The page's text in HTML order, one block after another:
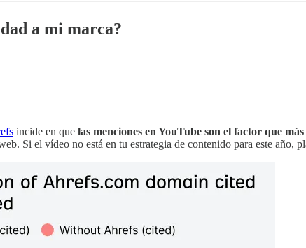
a mi marca?
incide en que las menciones en YouTube son el factor que
Si el vídeo no está en tu estrategia de contenido para este año,